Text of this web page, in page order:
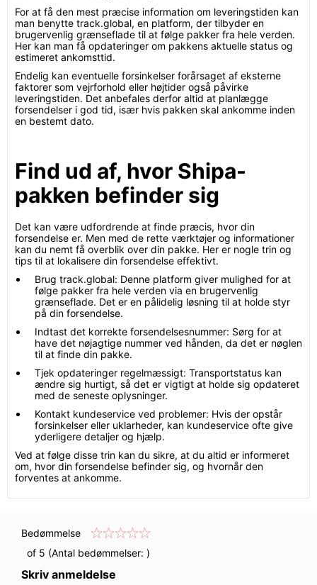
For at få den mest præcise information om leveringstiden kan
man benytte track.global, en platform, der tilbyder en
brugervenlig grænseflade til at følge pakker fra hele verden.
Her kan man få opdateringer om pakkens aktuelle status og
estimeret ankomsttid.
Endelig kan eventuelle forsinkelser forårsaget af eksterne
faktorer som vejrforhold eller højtider også påvirke
leveringstiden. Det anbefales derfor altid at planlægge
forsendelser i god tid, især hvis pakken skal ankomme inden
en bestemt dato.
Find ud af, hvor Shipa-
pakken befinder sig
Det kan være udfordrende at finde præcis, hvor din
forsendelse er. Men med de rette værktøjer og informationer
kan du nemt få overblik over din pakke. Her er nogle trin og
tips til at lokalisere din forsendelse effektivt.
Brug track.global: Denne platform giver mulighed for at
følge pakker fra hele verden via en brugervenlig
grænseflade. Det er en pålidelig løsning til at holde styr
på din forsendelse.
Indtast det korrekte forsendelsesnummer: Sørg for at
have det nøjagtige nummer ved hånden, da det er nøglen
til at finde din pakke.
Tjek opdateringer regelmæssigt: Transportstatus kan
ændre sig hurtigt, så det er vigtigt at holde sig opdateret
med de seneste oplysninger.
Kontakt kundeservice ved problemer: Hvis der opstår
forsinkelser eller uklarheder, kan kundeservice ofte give
yderligere detaljer og hjælp.
Ved at følge disse trin kan du sikre, at du altid er informeret
om, hvor din forsendelse befinder sig, og hvornår den
forventes at ankomme.
Bedømmelse
of 5 (Antal bedømmelser: )
Skriv anmeldelse